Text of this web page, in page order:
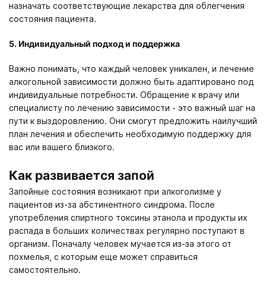
назначать соответствующие лекарства для облегчения
состояния пациента.
5. Индивидуальный подход и поддержка
Важно понимать, что каждый человек уникален, и лечение
алкогольной зависимости должно быть адаптировано под
индивидуальные потребности. Обращение к врачу или
специалисту по лечению зависимости - это важный шаг на
пути к выздоровлению. Они смогут предложить наилучший
план лечения и обеспечить необходимую поддержку для
вас или вашего близкого.
Как развивается запой
Запойные состояния возникают при алкоголизме у
пациентов из-за абстинентного синдрома. После
употребления спиртного токсины этанола и продукты их
распада в больших количествах регулярно поступают в
организм. Поначалу человек мучается из-за этого от
похмелья, с которым еще может справиться
самостоятельно.